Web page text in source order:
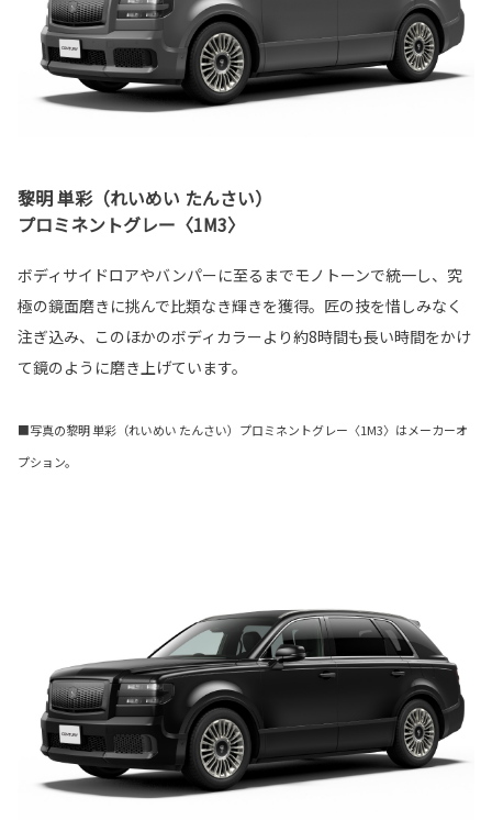
黎明 単彩（れいめい たんさい）
プロミネントグレー〈1M3〉
ボディサイドロアやバンパーに至るまでモノトーンで統一し、究
極の鏡面磨きに挑んで比類なき輝きを獲得。匠の技を惜しみなく
注ぎ込み、このほかのボディカラーより約8時間も長い時間をかけ
て鏡のように磨き上げています。
■写真の黎明 単彩（れいめい たんさい）プロミネントグレー〈1M3〉はメーカーオ
プション。